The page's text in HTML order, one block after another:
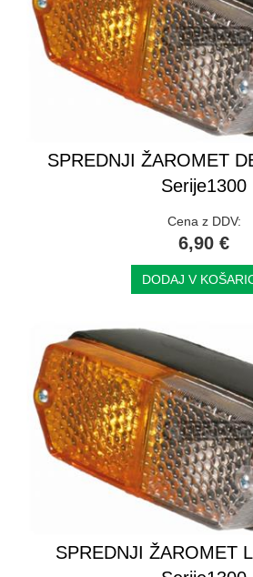
SPREDNJI ŽAROMET
Serije1300
Cena z DDV:
6,90 €
DODAJ V
SPREDNJI ŽAROMET